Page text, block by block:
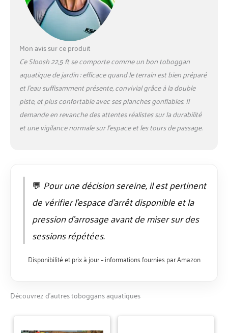
Mon avis sur ce produit
Ce Sloosh 22,5 ft se comporte comme un bon toboggan
aquatique de jardin : efficace quand le terrain est bien préparé
et l’eau suffisamment présente, convivial grâce à la double
piste, et plus confortable avec ses planches gonflables. Il
demande en revanche des attentes réalistes sur la durabilité
et une vigilance normale sur l’espace et les tours de passage.
💬 Pour une décision sereine, il est pertinent
de vérifier l’espace d’arrêt disponible et la
pression d’arrosage avant de miser sur des
sessions répétées.
Disponibilité et prix à jour – informations fournies par Amazon
Découvrez d’autres toboggans aquatiques